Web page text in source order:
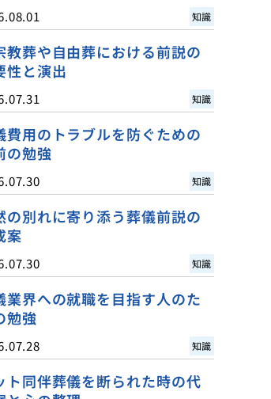
知識
教葬や自由葬における前説の
性と演出
知識
費用のトラブルを防ぐための
の勉強
知識
の別れに寄り添う葬儀前説の
案
知識
業界への就職を目指す人のた
勉強
知識
ト同伴葬儀を断られた時の代